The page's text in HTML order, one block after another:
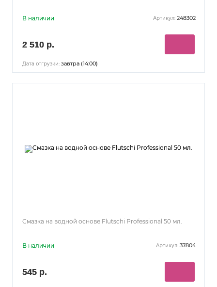
В наличии Артикул: 248302
2 510 р.
Дата отгрузки: завтра (14:00)
Смазка на водной основе Flutschi Professional 50 мл.
В наличии Артикул: 37804
545 р.